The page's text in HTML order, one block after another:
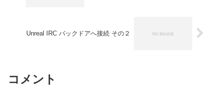
Unreal IRC バックドアへ接続 その２
コメント